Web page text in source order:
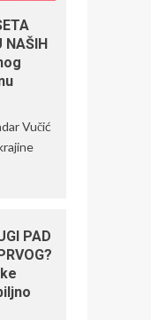
NAŠIH
Vučić
PAD